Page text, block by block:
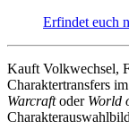
Erfindet euch
Kauft Volkwechsel,
Charaktertransfers im
Warcraftoder World